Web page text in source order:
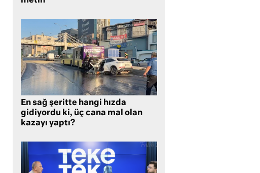
En sağ şeritte hangi hızda
gidiyordu ki, üç cana mal olan
kazayı yaptı?